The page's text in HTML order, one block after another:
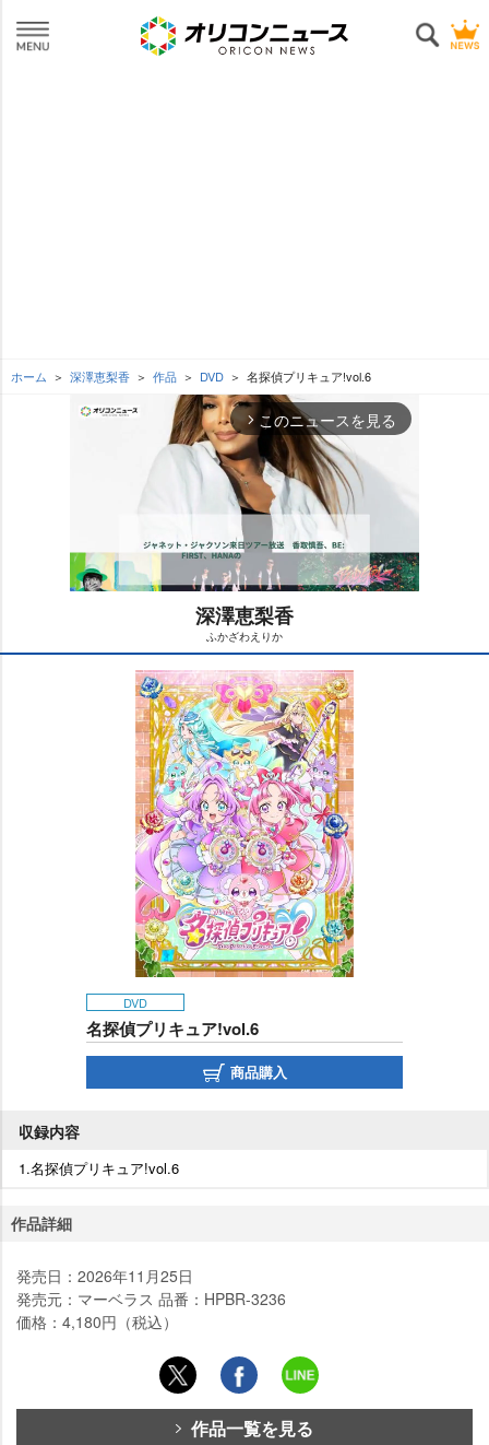
ホーム 深澤恵梨香 作品 DVD 名探偵プリキュア!vol.6
arrow_forward_ios このニュースを見る
M
u
t
e
深澤恵梨香
ふかざわえりか
DVD
名探偵プリキュア!vol.6
商品購入
収録内容
1.名探偵プリキュア!vol.6
作品詳細
発売日：2026年11月25日
発売元：マーベラス 品番：HPBR-3236
価格：4,180円（税込）
作品一覧を見る